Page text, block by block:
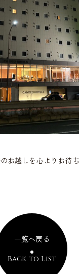
お越しを心よりお待
一覧へ戻る
Back to List